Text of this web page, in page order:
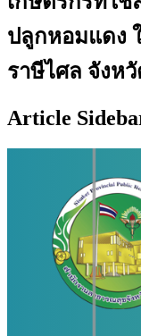
ปลูกหอมแดง
ราษีไศล จังห
Article